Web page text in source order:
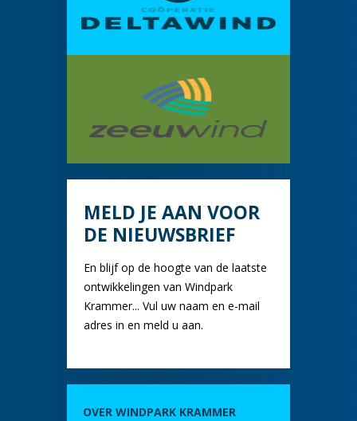
MELD JE AAN VOOR
DE NIEUWSBRIEF
En blijf op de hoogte van de laatste
ontwikkelingen van Windpark
Krammer... Vul uw naam en e-mail
adres in en meld u aan.
OVER WINDPARK KRAMMER